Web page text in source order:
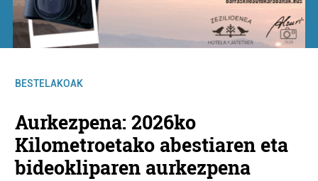
BESTELAKOAK
Aurkezpena: 2026ko
Kilometroetako abestiaren eta
bideokliparen aurkezpena